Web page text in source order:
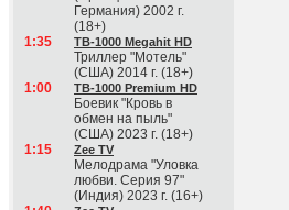
Германия) 2002 г.
(18+)
1:35
ТВ-1000 Megahit HD
Триллер "Мотель"
(США) 2014 г. (18+)
1:00
ТВ-1000 Premium HD
Боевик "Кровь в
обмен на пыль"
(США) 2023 г. (18+)
1:15
Zee TV
Мелодрама "Уловка
любви. Серия 97"
(Индия) 2023 г. (16+)